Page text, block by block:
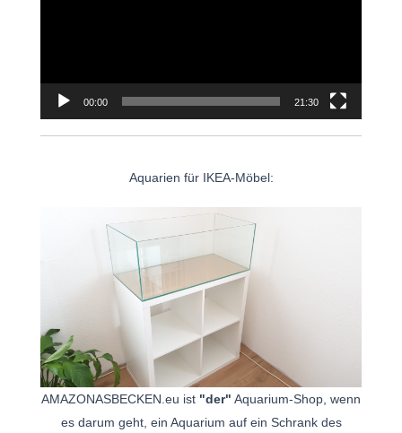
00:00 21:30
Aquarien für IKEA-Möbel:
AMAZONASBECKEN.eu ist "der" Aquarium-Shop, wenn
es darum geht, ein Aquarium auf ein Schrank des